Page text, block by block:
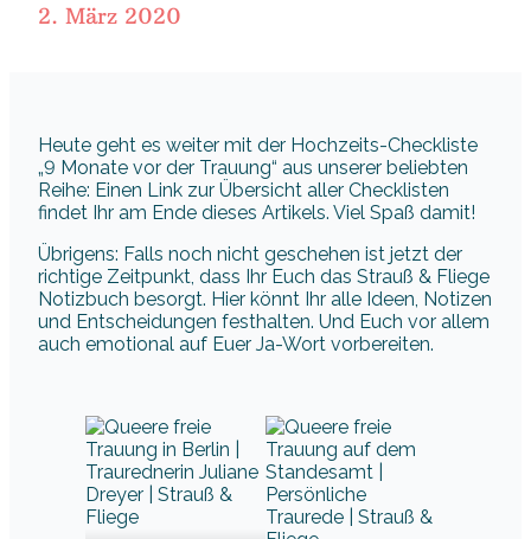
2. März 2020
Heute geht es weiter mit der Hochzeits-Checkliste
„9 Monate vor der Trauung“ aus unserer beliebten
Reihe: Einen Link zur Übersicht aller Checklisten
findet Ihr am Ende dieses Artikels. Viel Spaß damit!
Übrigens: Falls noch nicht geschehen ist jetzt der
richtige Zeitpunkt, dass Ihr Euch das Strauß & Fliege
Notizbuch besorgt. Hier könnt Ihr alle Ideen, Notizen
und Entscheidungen festhalten. Und Euch vor allem
auch emotional auf Euer Ja-Wort vorbereiten.